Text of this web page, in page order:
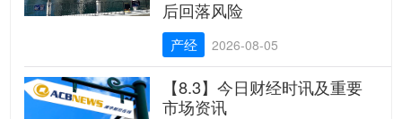
后回落风险
产经 2026-08-05
【8.3】今日财经时讯及重要
市场资讯